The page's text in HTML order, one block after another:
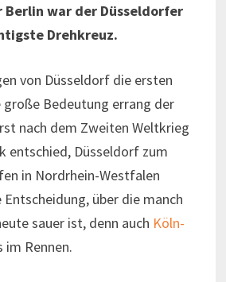
Berlin war der Düsseldorfer
Drehkreuz.
von Düsseldorf die ersten
große Bedeutung errang der
nach dem Zweiten Weltkrieg
entschied, Düsseldorf zum
in Nordrhein-Westfalen
Entscheidung, über die manch
sauer ist, denn auch Köln-
im Rennen.